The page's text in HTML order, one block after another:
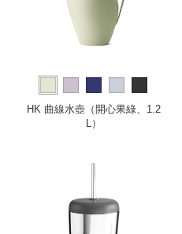
HK 曲線水壺（開心果綠、1.2
L）